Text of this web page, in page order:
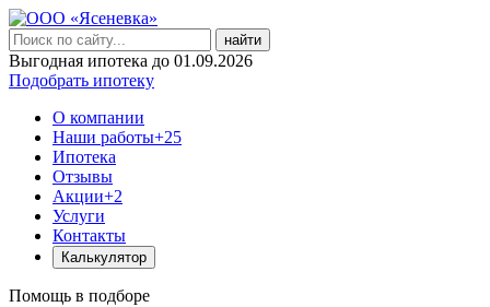
найти
Выгодная ипотека до 01.09.2026
Подобрать ипотеку
О компании
Наши работы+25
Ипотека
Отзывы
Акции+2
Услуги
Контакты
Калькулятор
Помощь в подборе